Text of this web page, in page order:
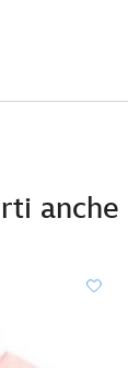
anche